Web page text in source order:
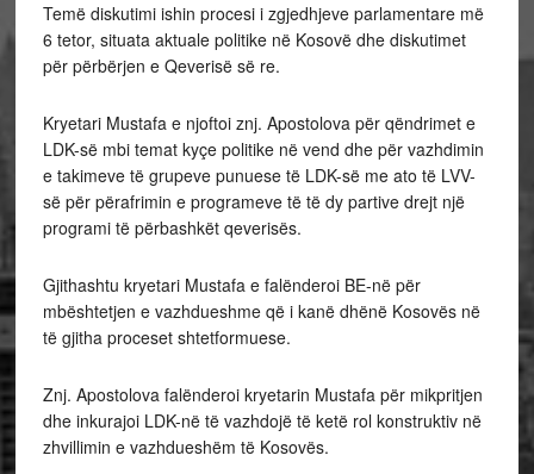
Temë diskutimi ishin procesi i zgjedhjeve parlamentare më
6 tetor, situata aktuale politike në Kosovë dhe diskutimet
për përbërjen e Qeverisë së re.
Kryetari Mustafa e njoftoi znj. Apostolova për qëndrimet e
LDK-së mbi temat kyçe politike në vend dhe për vazhdimin
e takimeve të grupeve punuese të LDK-së me ato të LVV-
së për përafrimin e programeve të të dy partive drejt një
programi të përbashkët qeverisës.
Gjithashtu kryetari Mustafa e falënderoi BE-në për
mbështetjen e vazhdueshme që i kanë dhënë Kosovës në
të gjitha proceset shtetformuese.
Znj. Apostolova falënderoi kryetarin Mustafa për mikpritjen
dhe inkurajoi LDK-në të vazhdojë të ketë rol konstruktiv në
zhvillimin e vazhdueshëm të Kosovës.